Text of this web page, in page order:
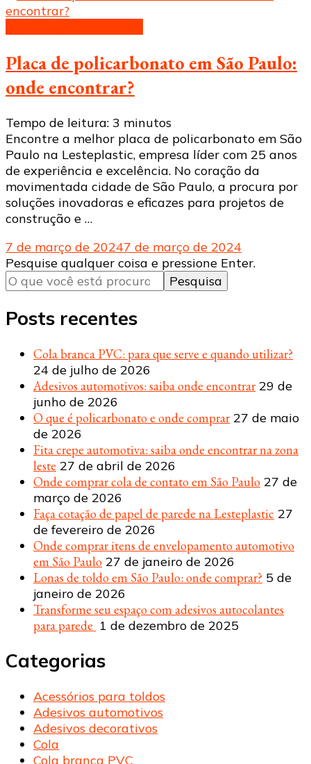
Placa de policarbonato em São Paulo:
onde encontrar?
Tempo de leitura: 3 minutos
Encontre a melhor placa de policarbonato em São
Paulo na Lesteplastic, empresa líder com 25 anos
de experiência e excelência. No coração da
movimentada cidade de São Paulo, a procura por
soluções inovadoras e eficazes para projetos de
construção e …
7 de março de 20247 de março de 2024
Procurando
algo?
Pesquise qualquer coisa e pressione Enter.
Posts recentes
Cola branca PVC: para que serve e quando utilizar?
24 de julho de 2026
Adesivos automotivos: saiba onde encontrar 29 de
junho de 2026
O que é policarbonato e onde comprar 27 de maio
de 2026
Fita crepe automotiva: saiba onde encontrar na zona
leste 27 de abril de 2026
Onde comprar cola de contato em São Paulo 27 de
março de 2026
Faça cotação de papel de parede na Lesteplastic 27
de fevereiro de 2026
Onde comprar itens de envelopamento automotivo
em São Paulo 27 de janeiro de 2026
Lonas de toldo em São Paulo: onde comprar? 5 de
janeiro de 2026
Transforme seu espaço com adesivos autocolantes
para parede 1 de dezembro de 2025
Categorias
Acessórios para toldos
Adesivos automotivos
Adesivos decorativos
Cola
Cola branca PVC